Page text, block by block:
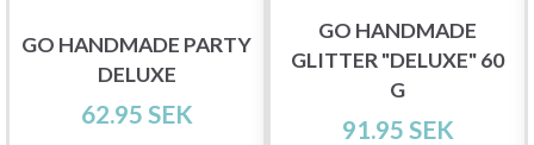
GO HANDMADE PARTY
DELUXE
62.95 SEK
GO HANDMADE
GLITTER "DELUXE" 60
G
91.95 SEK